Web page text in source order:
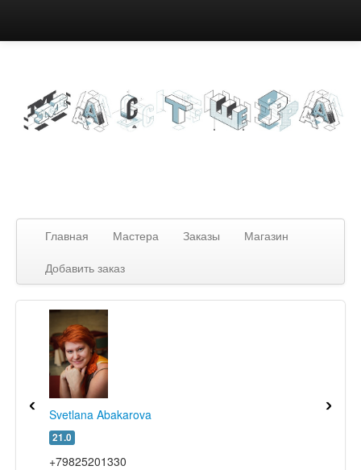
Главная Мастера Заказы
Магазин
Добавить заказ
Svetlana Abakarova
21.0
+79825201330
‹ ›